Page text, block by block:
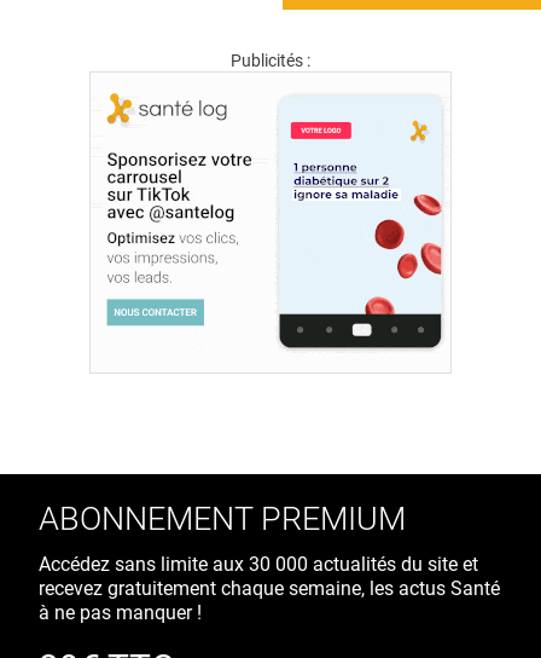
Publicités :
ABONNEMENT PREMIUM
Accédez sans limite aux 30 000 actualités du site et
recevez gratuitement chaque semaine, les actus Santé
à ne pas manquer !